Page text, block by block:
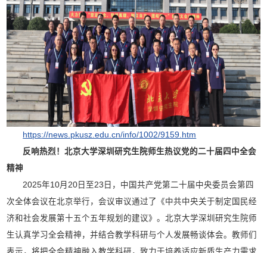
https://news.pkusz.edu.cn/info/1002/9159.htm
反响热烈！北京大学深圳研究生院师生热议党的二十届四中全会
精神
2025年10月20日至23日，中国共产党第二十届中央委员会第四
次全体会议在北京举行，会议审议通过了《中共中央关于制定国民经
济和社会发展第十五个五年规划的建议》。北京大学深圳研究生院师
生认真学习全会精神，并结合教学科研与个人发展畅谈体会。教师们